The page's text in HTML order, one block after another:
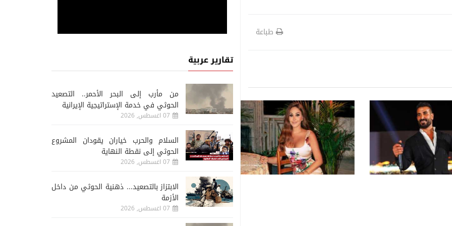
طباعة
فن فن فن
06 اغسطس, 2026
في "حبيتِك"... غزل من
05 اغسطس, 2026
كيف تُعاد كتابة تاريخ الأغنية
العربية بعد رحيل الكبار؟
04 اغسطس, 2026
المطربة عفاف راضي تعود بأغنية
«الذكريات»
مروان خوري وماريلين
تقارير عربية
من مأرب إلى البحر الأحمر.. التصعيد
الحوثي في خدمة الإستراتيجية الإيرانية
07 اغسطس, 2026
السلام والحرب خياران يقودان المشروع
الحوثي إلى نقطة النهاية
07 اغسطس, 2026
الابتزاز بالتصعيد... ذهنية الحوثي من داخل
الأزمة
07 اغسطس, 2026